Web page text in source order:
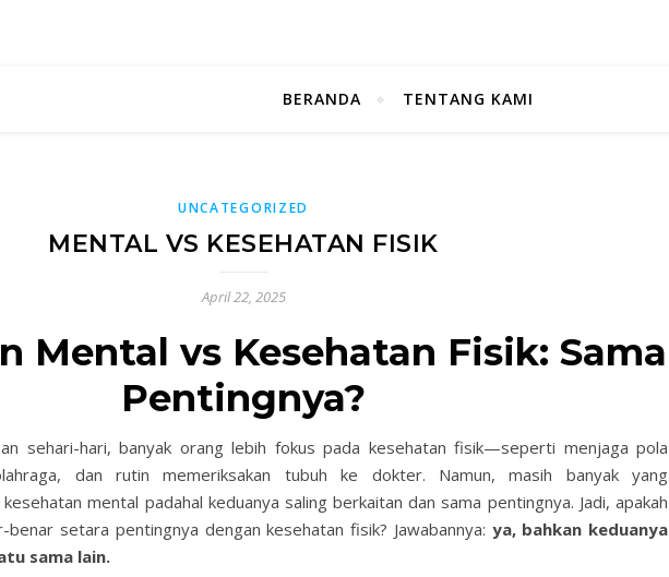
BERANDA TENTANG KAMI
UNCATEGORIZED
MENTAL VS KESEHATAN FISIK
April 22, 2025
Mental vs Kesehatan Fisik: Sama
Pentingnya?
sehari-hari, banyak orang lebih fokus pada kesehatan fisik—seperti menjaga pola
dan rutin memeriksakan tubuh ke dokter. Namun, masih banyak yang
mental padahal keduanya saling berkaitan dan sama pentingnya. Jadi, apakah
setara pentingnya dengan kesehatan fisik? Jawabannya: ya, bahkan keduanya
sama lain.